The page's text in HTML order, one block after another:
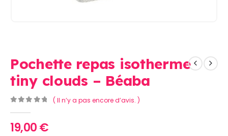
Pochette repas isotherme
tiny clouds – Béaba
( Il n’y a pas encore d’avis. )
19,00€